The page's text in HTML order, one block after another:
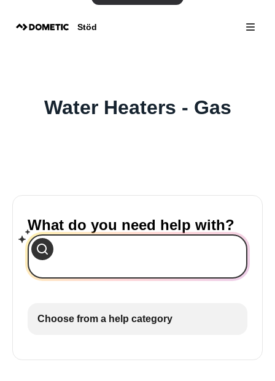
Stöd
Water Heaters - Gas
What do you need help with?
Choose from a help category